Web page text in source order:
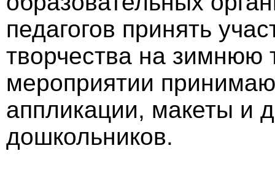
педагогов принять
творчества на зимнюю
мероприятии
аппликации, макеты и
дошкольников.